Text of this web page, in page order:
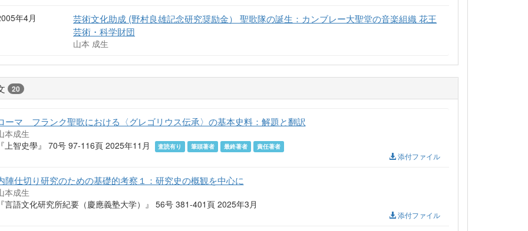
年4月
芸術文化助成 (野村良雄記念研究奨励金） 聖歌隊の誕生：カンブレー大聖堂の音楽組織 花王
芸術・科学財団
山本 成生
20
ーマ゠フランク聖歌における〈グレゴリウス伝承〉の基本史料：解題と翻訳
本成生
上智史學』 70号 97-116頁 2025年11月
査読有り 筆頭著者 最終著者 責任著者
添付ファイル
陣仕切り研究のための基礎的考察１：研究史の概観を中心に
本成生
言語文化研究所紀要（慶應義塾大学）』 56号 381-401頁 2025年3月
添付ファイル